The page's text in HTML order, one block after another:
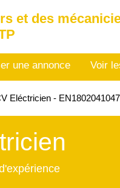
et des
une annonce Voir
Eléctricien - EN1802041047